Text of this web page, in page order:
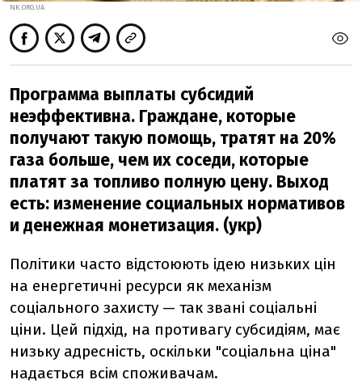
NK.ORG.UA
Программа выплаты субсидий
неэффективна. Граждане, которые
получают такую помощь, тратят на 20%
газа больше, чем их соседи, которые
платят за топливо полную цену. Выход
есть: изменение социальных нормативов
и денежная монетизация. (укр)
Політики часто відстоюють ідею низьких цін
на енергетичні ресурси як механізм
соціального захисту — так звані соціальні
ціни. Цей підхід, на противагу субсидіям, має
низьку адресність, оскільки "соціальна ціна"
надається всім споживачам.